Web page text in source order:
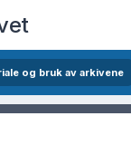
og bruk av arkivene